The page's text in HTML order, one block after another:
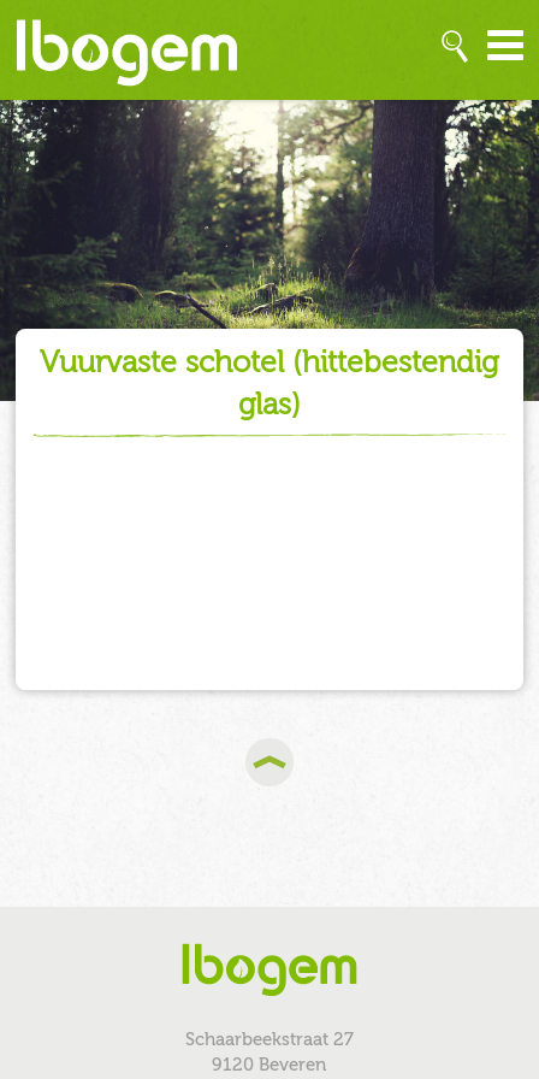
vuurvaste schotel (hittebestendig
glas)
Schaarbeekstraat 27
9120 Beveren